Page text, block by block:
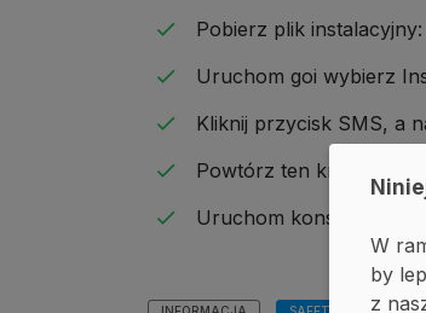
Pobierz plik instalacyjny:
Uruchom goi wybierz
Kliknij przycisk SMS, a
Powtórz ten krok dla
Uruchom konsolę
W
by
z